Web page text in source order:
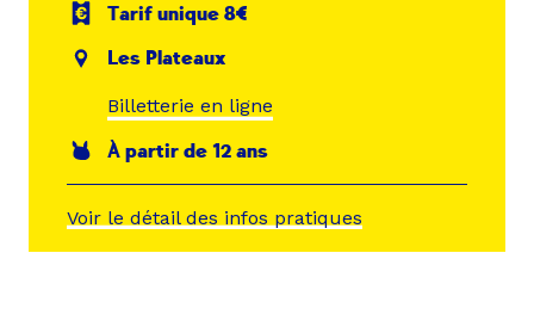
Tarif unique 8€
Les Plateaux
Billetterie en ligne
À partir de 12 ans
Voir le détail des infos pratiques